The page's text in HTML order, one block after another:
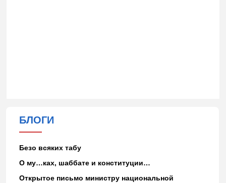
БЛОГИ
Безо всяких табу
О му…ках, шаббате и конституции…
Открытое письмо министру национальной